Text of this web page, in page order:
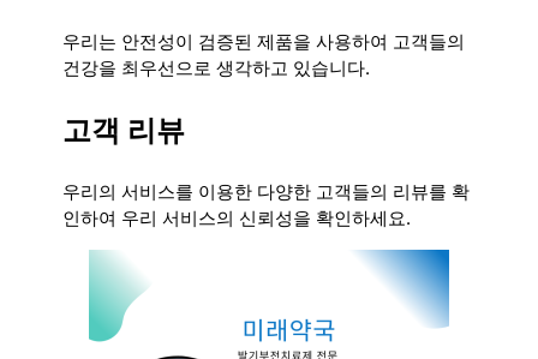
우리는 안전성이 검증된 제품을 사용하여 고객들의
건강을 최우선으로 생각하고 있습니다.
고객 리뷰
우리의 서비스를 이용한 다양한 고객들의 리뷰를 확
인하여 우리 서비스의 신뢰성을 확인하세요.